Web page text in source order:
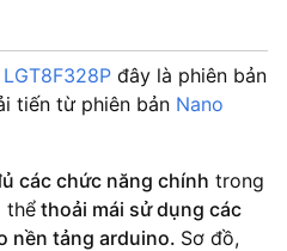
đây là phiên bản
tiến từ phiên bản Nano
các chức năng chính trong
thểthoải mái sử dụng các
nền tảng arduino. Sơ đồ,